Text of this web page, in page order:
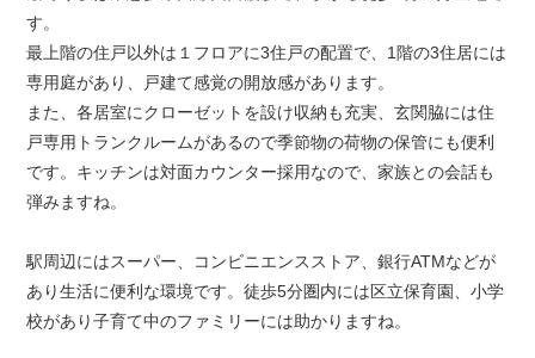
す。
最上階の住戸以外は１フロアに3住戸の配置で、1階の3住居には
専用庭があり、戸建て感覚の開放感があります。
また、各居室にクローゼットを設け収納も充実、玄関脇には住
戸専用トランクルームがあるので季節物の荷物の保管にも便利
です。キッチンは対面カウンター採用なので、家族との会話も
弾みますね。
駅周辺にはスーパー、コンビニエンスストア、銀行ATMなどが
あり生活に便利な環境です。徒歩5分圏内には区立保育園、小学
校があり子育て中のファミリーには助かりますね。